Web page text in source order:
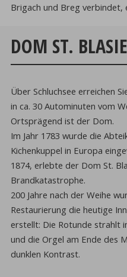
Brigach und Breg
DOM ST.
Über Schluchsee erreichen
in ca. 30 Autominuten vom
Ortsprägend ist der Dom.
Im Jahr 1783 wurde die
Kichenkuppel in Europa
1874, erlebte der Dom St.
Brandkatastrophe.
200 Jahre nach der Weihe
Restaurierung die heutige
erstellt: Die Rotunde strahlt
und die Orgel am Ende des
dunklen Kontrast.